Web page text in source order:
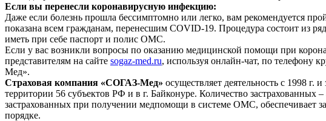
Если вы перенесли коронавирусную инфекцию:
Даже если болезнь прошла бессимптомно или легко, вам рекомендуется
показана всем гражданам, перенесшим COVID-19. Процедура состоит из
иметь при себе паспорт и полис ОМС.
Если у вас возникли вопросы по оказанию медицинской помощи при
представителям на сайте sogaz-med.ru, используя онлайн-чат, по телефону
Мед».
Страховая компания «СОГАЗ-Мед» осуществляет деятельность с 1998 г.
территории 56 субъектов РФ и в г. Байконуре. Количество
застрахованных при получении медпомощи в системе ОМС, обеспечивает
порядке.